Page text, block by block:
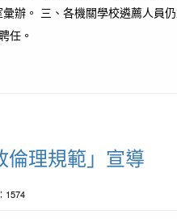
辦。 三、各機關學校遴薦人員
任。
倫理規範」宣導
1574